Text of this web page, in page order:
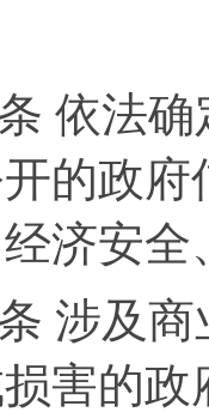
依法确
的政
济安
涉及商
害的